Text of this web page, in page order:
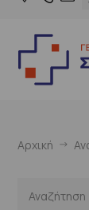
Αρχική